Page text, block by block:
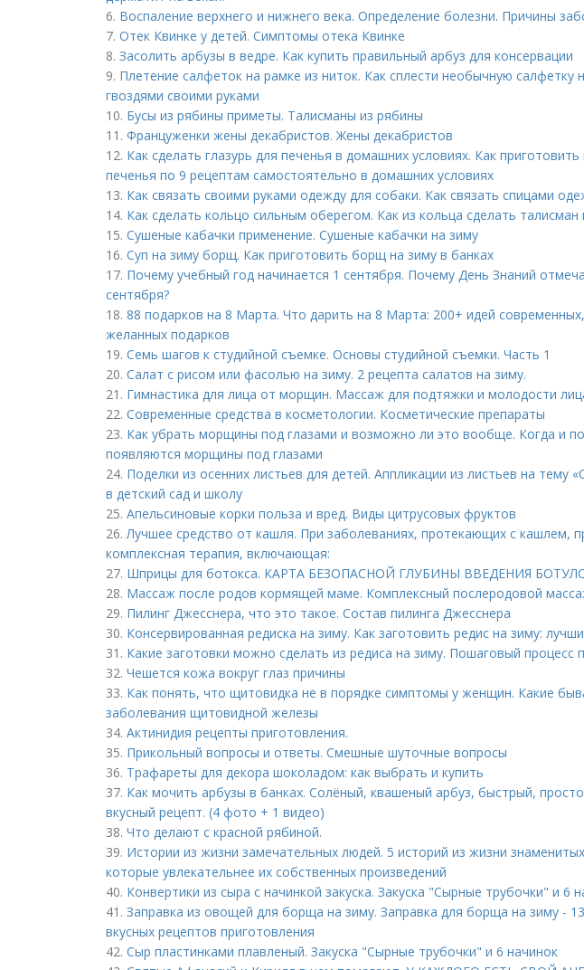
6. Воспаление верхнего и нижнего века. Определение болезни. Причины
7. Отек Квинке у детей. Симптомы отека Квинке
8. Засолить арбузы в ведре. Как купить правильный арбуз для консервации
9. Плетение салфеток на рамке из ниток. Как сплести необычную салфетку
гвоздями своими руками
10. Бусы из рябины приметы. Талисманы из рябины
11. Француженки жены декабристов. Жены декабристов
12. Как сделать глазурь для печенья в домашних условиях. Как приготовить
печенья по 9 рецептам самостоятельно в домашних условиях
13. Как связать своими руками одежду для собаки. Как связать спицами
14. Как сделать кольцо сильным оберегом. Как из кольца сделать талисман
15. Сушеные кабачки применение. Сушеные кабачки на зиму
16. Суп на зиму борщ. Как приготовить борщ на зиму в банках
17. Почему учебный год начинается 1 сентября. Почему День Знаний
сентября?
18. 88 подарков на 8 Марта. Что дарить на 8 Марта: 200+ идей
желанных подарков
19. Семь шагов к студийной съемке. Основы студийной съемки. Часть 1
20. Салат с рисом или фасолью на зиму. 2 рецепта салатов на зиму.
21. Гимнастика для лица от морщин. Массаж для подтяжки и молодости
22. Современные средства в косметологии. Косметические препараты
23. Как убрать морщины под глазами и возможно ли это вообще. Когда и
появляются морщины под глазами
24. Поделки из осенних листьев для детей. Аппликации из листьев на тему
в детский сад и школу
25. Апельсиновые корки польза и вред. Виды цитрусовых фруктов
26.Лучшее средство от кашля. При заболеваниях, протекающих с кашлем,
комплексная терапия, включающая:
27. Шприцы для ботокса. КАРТА БЕЗОПАСНОЙ ГЛУБИНЫ ВВЕДЕНИЯ
28. Массаж после родов кормящей маме. Комплексный послеродовой
29. Пилинг Джесснера, что это такое. Состав пилинга Джесснера
30. Консервированная редиска на зиму. Как заготовить редис на зиму:
31. Какие заготовки можно сделать из редиса на зиму. Пошаговый процесс
32. Чешется кожа вокруг глаз причины
33. Как понять, что щитовидка не в порядке симптомы у женщин. Какие
заболевания щитовидной железы
34. Актинидия рецепты приготовления.
35. Прикольный вопросы и ответы. Смешные шуточные вопросы
36. Трафареты для декора шоколадом: как выбрать и купить
37. Как мочить арбузы в банках. Солёный, квашеный арбуз, быстрый,
вкусный рецепт. (4 фото + 1 видео)
38. Что делают с красной рябиной.
39. Истории из жизни замечательных людей. 5 историй из жизни
которые увлекательнее их собственных произведений
40. Конвертики из сыра с начинкой закуска. Закуска "Сырные трубочки" и 6
41. Заправка из овощей для борща на зиму. Заправка для борща на зиму -
вкусных рецептов приготовления
42. Сыр пластинками плавленый. Закуска "Сырные трубочки" и 6 начинок